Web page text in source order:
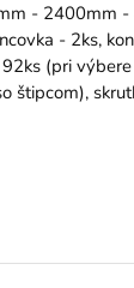
- 2400mm -
- 2ks,
(pri
štipcom),